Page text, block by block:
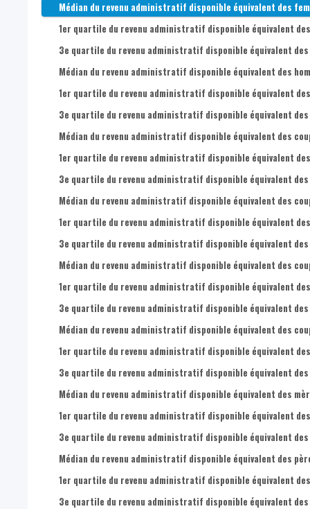
Médian du revenu administratif disponible équivalent des
1er quartile du revenu administratif disponible équivalent
3e quartile du revenu administratif disponible équivalent des
Médian du revenu administratif disponible équivalent des
1er quartile du revenu administratif disponible équivalent des
3e quartile du revenu administratif disponible équivalent des
Médian du revenu administratif disponible équivalent des
1er quartile du revenu administratif disponible équivalent
3e quartile du revenu administratif disponible équivalent des
Médian du revenu administratif disponible équivalent des
1er quartile du revenu administratif disponible équivalent
3e quartile du revenu administratif disponible équivalent des
Médian du revenu administratif disponible équivalent des
1er quartile du revenu administratif disponible équivalent
3e quartile du revenu administratif disponible équivalent des
Médian du revenu administratif disponible équivalent des
1er quartile du revenu administratif disponible équivalent
3e quartile du revenu administratif disponible équivalent
Médian du revenu administratif disponible équivalent des
1er quartile du revenu administratif disponible équivalent
3e quartile du revenu administratif disponible équivalent
Médian du revenu administratif disponible équivalent des
1er quartile du revenu administratif disponible équivalent
3e quartile du revenu administratif disponible équivalent